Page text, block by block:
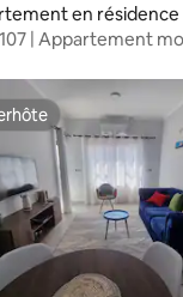
sur la base de
en résidence
| Appartement